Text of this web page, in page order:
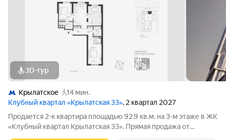
3D-тур
Крылатское
14 мин.
Клубный квартал «Крылатская 33», 2 квартал 2027
Продается 2-к квартира площадью 92.9 кв.м. на 3-м этаже в ЖК
«Клубный квартал Крылатская 33». Прямая продажа от